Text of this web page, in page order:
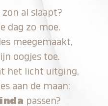
al slaapt?
dag zo moe.
meegemaakt,
oogjes toe.
het licht uitging,
aan de maan:
passen?